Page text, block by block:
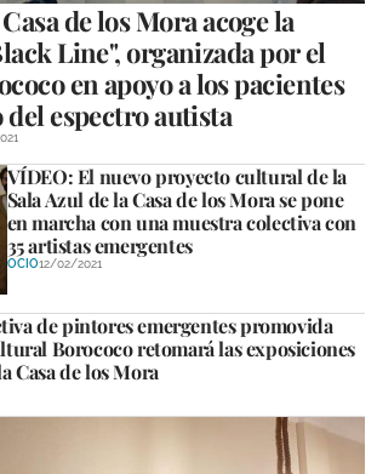
de los Mora acoge la
Line", organizada por el
en apoyo a los pacientes
espectro autista
VÍDEO: El nuevo proyecto cultural de la
Sala Azul de la Casa de los Mora se pone
en marcha con una muestra colectiva con
35 artistas emergentes
OCIO12/02/2021
de pintores emergentes promovida
Borococo retomará las exposiciones
Casa de los Mora